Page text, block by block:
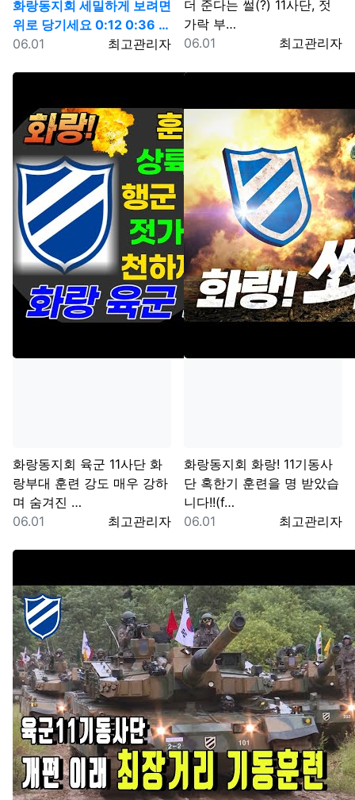
화랑동지회 세밀하게 보려면
위로 당기세요 0:12 0:36 …
등록자
최고관리자
등록일
06.01
더 준다는 썰(?) 11사단, 젓
가락 부…
등록자
최고관리자
등록일
06.01
화랑동지회 육군 11사단 화
랑부대 훈련 강도 매우 강하
며 숨겨진 …
등록자
최고관리자
등록일
06.01
화랑동지회 화랑! 11기동사
단 혹한기 훈련을 명 받았습
니다!!(f…
등록자
최고관리자
등록일
06.01